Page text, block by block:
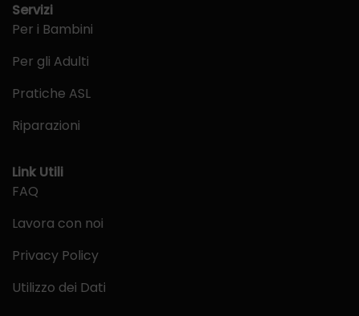
Servizi
Per i Bambini
Per gli Adulti
Pratiche ASL
Riparazioni
Link Utili
FAQ
Lavora con noi
Privacy Policy
Utilizzo dei Dati